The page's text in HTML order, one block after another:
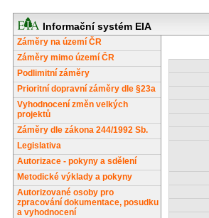
Informační systém EIA
Záměry na území ČR
Záměry mimo území ČR
Podlimitní záměry
Prioritní dopravní záměry dle §23a
Vyhodnocení změn velkých
projektů
Záměry dle zákona 244/1992 Sb.
Legislativa
Autorizace - pokyny a sdělení
Metodické výklady a pokyny
Autorizované osoby pro
zpracování dokumentace, posudku
a vyhodnocení